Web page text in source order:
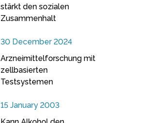
stärkt den sozialen
Zusammenhalt
30 December 2024
Arzneimittelforschung mit
zellbasierten
Testsystemen
15 January 2003